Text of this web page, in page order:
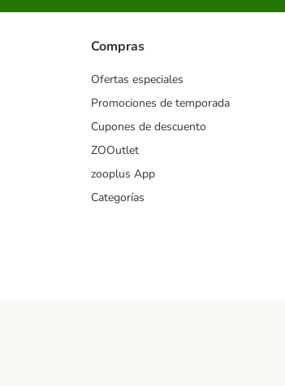
Compras
Ofertas especiales
Promociones de temporada
Cupones de descuento
ZOOutlet
zooplus App
Categorías